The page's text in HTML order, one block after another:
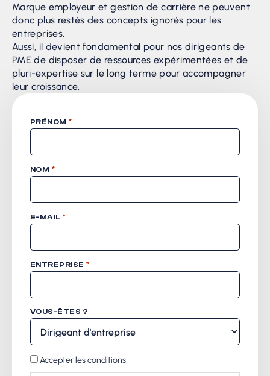
Marque employeur et gestion de carrière ne peuvent
donc plus restés des concepts ignorés pour les
entreprises.
Aussi, il devient fondamental pour nos dirigeants de
PME de disposer de ressources expérimentées et de
pluri-expertise sur le long terme pour accompagner
leur croissance.
PRÉNOM *
NOM *
E-MAIL *
ENTREPRISE *
VOUS-ÊTES ?
RGPD
Accepter les conditions